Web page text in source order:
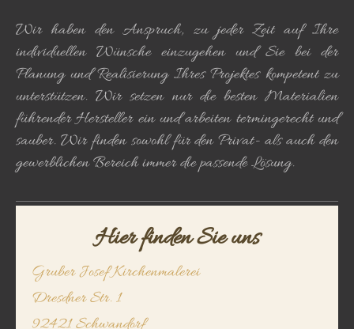
Wir haben den Anspruch, zu jeder Zeit auf Ihre
individuellen Wünsche einzugehen und Sie bei der
Planung und Realisierung Ihres Projektes kompetent zu
unterstützen. Wir setzen nur die besten Materialien
führender Hersteller ein und arbeiten termingerecht und
sauber. Wir finden sowohl für den Privat- als auch den
gewerblichen Bereich immer die passende Lösung.
Hier finden Sie uns
Gruber Josef Kirchenmalerei
Dresdner Str.1
92421Schwandorf